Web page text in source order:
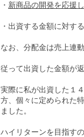
・ 新商品の開発を応援
・出資する金額に対する
なお、分配金は売上連
従って出資した金額が
実際に私が出資した１
方、個々に定められた
ました。
ハイリターンを目指す